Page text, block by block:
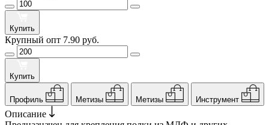
Купить
Крупный опт 7.90 руб.
Купить
Профиль Метизы Метизы Инструмент
Описание